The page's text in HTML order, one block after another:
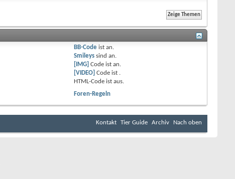
BB-Code istan.
Smileys sindan.
[IMG] Code istan.
[VIDEO] Code ist .
HTML-Code istaus.
Foren-Regeln
Kontakt Tier Guide Archiv Nach oben